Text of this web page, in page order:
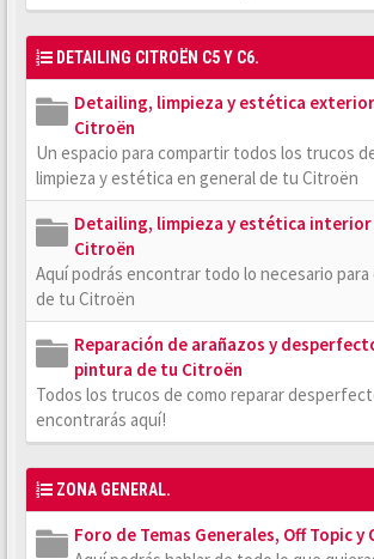
DETAILING CITROËN C5 Y C6.
Detailing, limpieza y estética
Citroën
Un espacio para compartir todos los trucos
limpieza y estética en general de tu Citroën
Detailing, limpieza y estética
Citroën
Aquí podrás encontrar todo lo necesario
de tu Citroën
Reparación de arañazos y
pintura de tu Citroën
Todos los trucos de como reparar
encontrarás aquí!
ZONA GENERAL.
Foro de Temas Generales, Off Topic y